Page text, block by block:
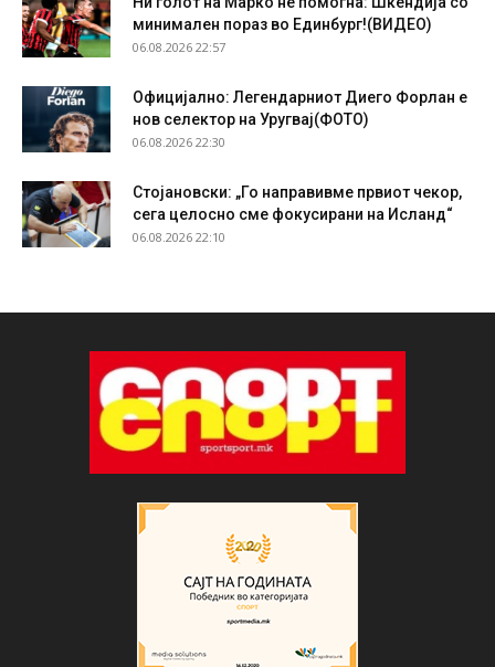
минимален пораз во Единбург!(ВИДЕО)
06.08.2026 22:57
Официјално: Легендарниот Диего Форлан е
нов селектор на Уругвај(ФОТО)
06.08.2026 22:30
Стојановски: „Го направивме првиот чекор,
сега целосно сме фокусирани на Исланд“
06.08.2026 22:10